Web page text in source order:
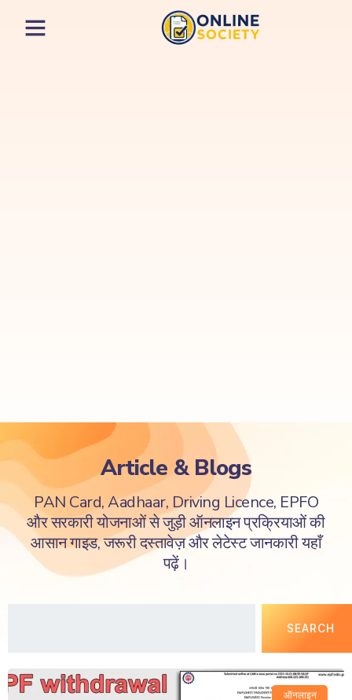
Article & Blogs
PAN Card, Aadhaar, Driving Licence, EPFO
और सरकारी योजनाओं से जुड़ी ऑनलाइन प्रक्रियाओं की
आसान गाइड, जरूरी दस्तावेज़ और लेटेस्ट जानकारी यहाँ
पढ़ें।
SEARCH
ऑनलाइन